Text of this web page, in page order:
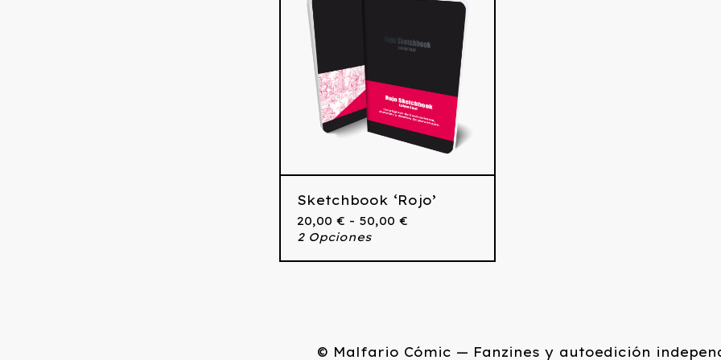
Sketchbook ‘Rojo’
20,00 € - 50,00 €
2 Opciones
© Malfario Cómic — Fanzines y autoedición